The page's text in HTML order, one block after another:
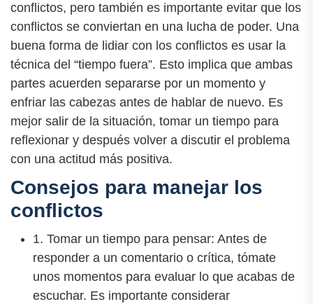
conflictos, pero también es importante evitar que los
conflictos se conviertan en una lucha de poder. Una
buena forma de lidiar con los conflictos es usar la
técnica del “tiempo fuera”. Esto implica que ambas
partes acuerden separarse por un momento y
enfriar las cabezas antes de hablar de nuevo. Es
mejor salir de la situación, tomar un tiempo para
reflexionar y después volver a discutir el problema
con una actitud más positiva.
Consejos para manejar los
conflictos
1. Tomar un tiempo para pensar: Antes de
responder a un comentario o crítica, tómate
unos momentos para evaluar lo que acabas de
escuchar. Es importante considerar